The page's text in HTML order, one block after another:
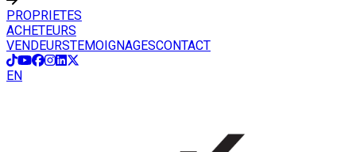
PROPRIETES
ACHETEURS
VENDEURSTEMOIGNAGESCONTACT
EN